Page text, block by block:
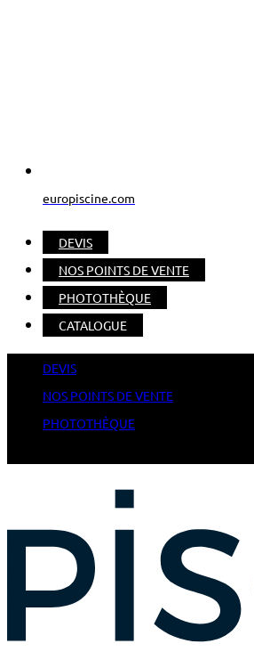
europiscine.com
DEVIS
NOS POINTS DE VENTE
PHOTOTHÈQUE
CATALOGUE
DEVIS
NOS POINTS DE VENTE
PHOTOTHÈQUE